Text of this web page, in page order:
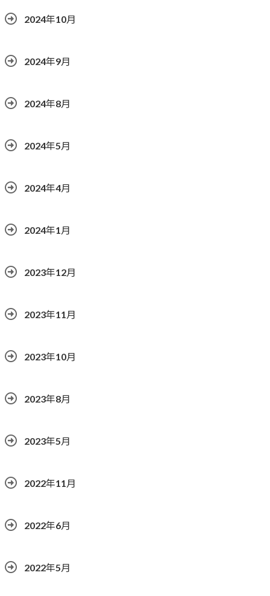
2024年10月
2024年9月
2024年8月
2024年5月
2024年4月
2024年1月
2023年12月
2023年11月
2023年10月
2023年8月
2023年5月
2022年11月
2022年6月
2022年5月